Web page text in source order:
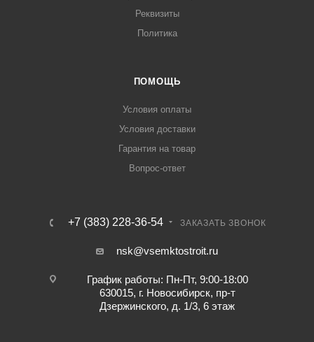
Реквизиты
Политика
ПОМОЩЬ
Условия оплаты
Условия доставки
Гарантия на товар
Вопрос-ответ
+7 (383) 228-36-54 ЗАКАЗАТЬ ЗВОНОК
nsk@vsemktostroit.ru
График работы: Пн-Пт, 9:00-18:00
630015, г. Новосибирск, пр-т
Дзержинского, д. 1/3, 6 этаж